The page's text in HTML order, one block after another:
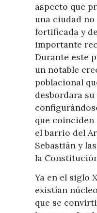
aspecto que
una ciudad no
fortificada y
importante
Durante este
un notable
poblacional
desbordara
que coinciden
el barrio del
Sebastián y
la
Ya en el siglo
existían
que se